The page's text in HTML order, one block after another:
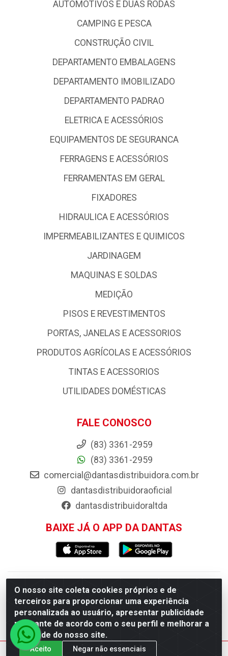
O nosso site coleta cookies próprios e de
terceiros para proporcionar uma experiência
personalizada ao usuário, apresentar publicidade
relevante de acordo com o seu perfil e melhorar a
qualidade do nosso site.
Aceito Negar não essenciais
AUTOMOTIVOS E DUAS RODAS
CAMPING E PESCA
CONSTRUÇÃO CIVIL
DEPARTAMENTO EMBALAGENS
DEPARTAMENTO IMOBILIZADO
DEPARTAMENTO PADRAO
ELETRICA E ACESSÓRIOS
EQUIPAMENTOS DE SEGURANCA
FERRAGENS E ACESSÓRIOS
FERRAMENTAS EM GERAL
FIXADORES
HIDRAULICA E ACESSÓRIOS
IMPERMEABILIZANTES E QUIMICOS
JARDINAGEM
MAQUINAS E SOLDAS
MEDIÇÃO
PISOS E REVESTIMENTOS
PORTAS, JANELAS E ACESSORIOS
PRODUTOS AGRÍCOLAS E ACESSÓRIOS
TINTAS E ACESSORIOS
UTILIDADES DOMÉSTICAS
FALE CONOSCO
(83) 3361-2959
(83) 3361-2959
comercial@dantasdistribuidora.com.br
dantasdistribuidoraoficial
dantasdistribuidoraltda
BAIXE JÁ O APP DA DANTAS
Dantas Distribuidora - Rua Sebastião Araújo, 404 -
Centro, Esperança/PB - CEP 58.135-000 - CNPJ
09.046.825/0001-11